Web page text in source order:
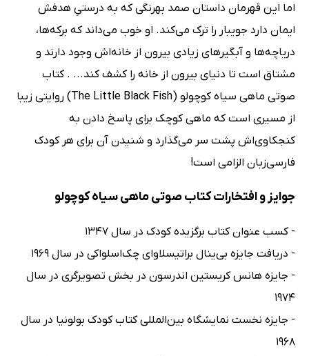
اما این قهرمان داستان صمد بهرنگی که به درستیِ هدفش
ایمان دارد جویبار را ترک می‌کند. او خوب می‌داند که برکه‌ها،
دریاچه‌ها و آبگیرهای زیادی بیرون از خانه‌اش وجود دارند و
مشتاق است تا دنیای بیرون از خانه را کشف کند... . کتاب
صوتی ماهی سیاه کوچولو (The Little Black Fish) روایتی زیبا
از مسیری است که ماهی کوچک برای پاسخ دادن به
کنجکاوی‌اش پشت سر می‌گذارد و شنیدن آن برای هر کودک
فارسی‌زبان الزامی است!
جوایز و افتخارات کتاب صوتی ماهی سیاه کوچولو
- کسب عنوان کتاب برگزیده کودک در سال 1347
- دریافت جایزه بی‌ینال براتیسلاوای چک‌اسلواکی در سال 1969
- جایزه هانس کریستین اندرسون در بخش تصویرگری در سال
1974
- جایزه نخست نمایشگاه بین‌المللی کتاب کودک بولونیا در سال
1968